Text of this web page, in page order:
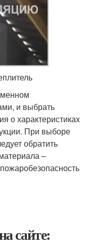
и выбрать
о характеристиках
При выборе
обратить
–
сайте: